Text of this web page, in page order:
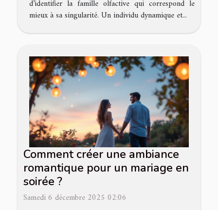
d’identifier la famille olfactive qui correspond le
mieux à sa singularité. Un individu dynamique et...
Comment créer une ambiance
romantique pour un mariage en
soirée ?
Samedi 6 décembre 2025 02:06